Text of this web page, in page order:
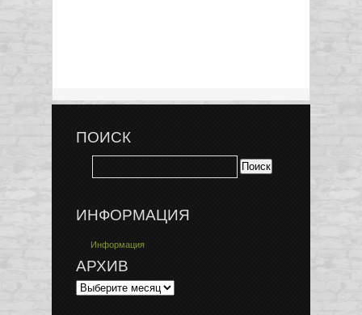
ПОИСК
ИНФОРМАЦИЯ
Информация
АРХИВ